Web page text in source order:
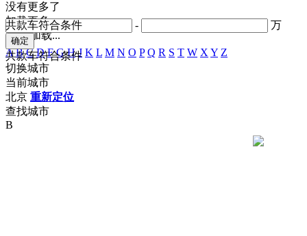
- 万
共款车符合条件
共款车符合条件
没有更多了
加载更多
正在加载...
A B C D F G H J K L M N O P Q R S T W X Y Z
切换城市
当前城市
北京 重新定位
查找城市
B